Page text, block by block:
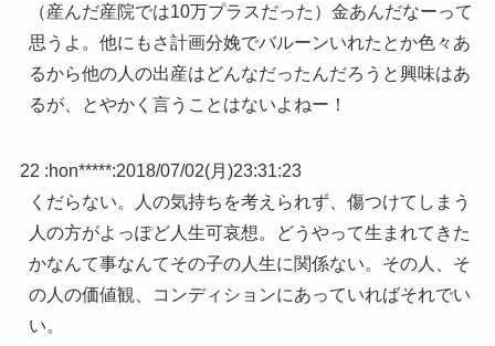
（産んだ産院では10万プラスだった）金あんだなーって
思うよ。他にもさ計画分娩でバルーンいれたとか色々あ
るから他の人の出産はどんなだったんだろうと興味はあ
るが、とやかく言うことはないよねー！
22 :hon*****:2018/07/02(月)23:31:23
くだらない。人の気持ちを考えられず、傷つけてしまう
人の方がよっぽど人生可哀想。どうやって生まれてきた
かなんて事なんてその子の人生に関係ない。その人、そ
の人の価値観、コンディションにあっていればそれでい
い。